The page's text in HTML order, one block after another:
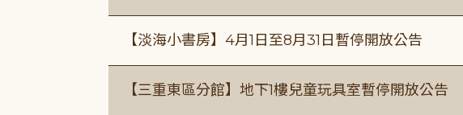
【淡海小書房】4月1日至8月31日暫停開放公告
【三重東區分館】地下1樓兒童玩具室暫停開放公告